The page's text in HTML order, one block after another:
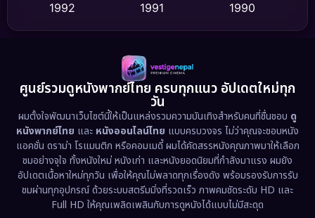
Detective สืบสวน (62)
Disaster (13)
Disney+ (5)
Documentary สารคดี (94)
Drama ดราม่า (1,513)
Dystopian (17)
1992
1991
1990
1989
1988
1986
1983
1978
1974
1962
ศูนย์รวมดูหนังพากย์ไทย ครบทุกแนว อัปเดตใหม่ทุก
วัน
ผมตั้งใจพัฒนาเว็บไซต์นี้ให้เป็นแหล่งรวมความบันเทิงสำหรับคนที่ชื่นชอบ ดู
หนังพากย์ไทย และ หนังออนไลน์ไทย แบบครบวงจร ไม่ว่าคุณจะชอบหนัง
แอคชั่น ดราม่า โรแมนติก หรือคอมเมดี้ ผมได้คัดสรรหนังคุณภาพมาให้เลือก
ชมอย่างจุใจ ทั้งหนังใหม่ หนังเก่า และหนังยอดนิยมที่กำลังมาแรง ผมยัง
อัปเดตเนื้อหาใหม่ทุกวัน เพื่อให้คุณไม่พลาดทุกเรื่องดัง พร้อมรองรับการรับ
ชมผ่านทุกอุปกรณ์ ด้วยระบบสตรีมมิ่งที่รวดเร็ว ภาพคมชัดระดับ HD และ
Full HD ให้คุณเพลิดเพลินกับการดูหนังได้แบบไม่มีสะดุด